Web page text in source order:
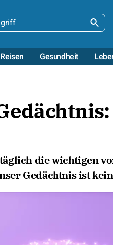
Reisen Gesundheit
die wichtigen
Gedächtnis ist